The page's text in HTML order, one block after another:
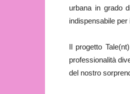
urbana in grado
indispensabile per
Il progetto
professionalità
del nostro